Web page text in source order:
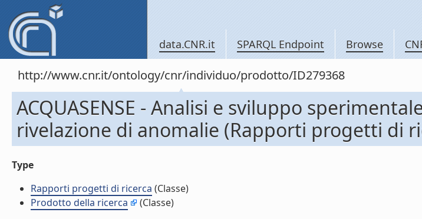
data.CNR.it SPARQL Endpoint Browse
http://www.cnr.it/ontology/cnr/individuo/prodotto/ID279368
ACQUASENSE - Analisi e sviluppo
rivelazione di anomalie (Rapporti progetti di
Type
Rapporti progetti di ricerca (Classe)
Prodotto della ricerca
(Classe)